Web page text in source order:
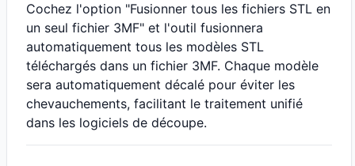
Cochez l'option "Fusionner tous les fichiers STL en
un seul fichier 3MF" et l'outil fusionnera
automatiquement tous les modèles STL
téléchargés dans un fichier 3MF. Chaque modèle
sera automatiquement décalé pour éviter les
chevauchements, facilitant le traitement unifié
dans les logiciels de découpe.